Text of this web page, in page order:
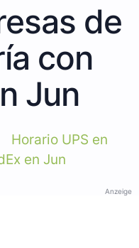
de
con
Jun
Horario UPS en
en Jun
Anzeige